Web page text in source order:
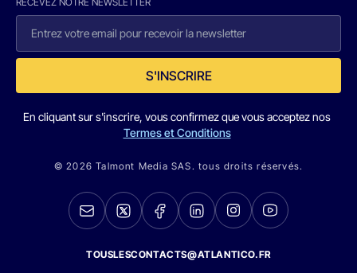
S'INSCRIRE
En cliquant sur s'inscrire, vous confirmez que vous acceptez nos
Termes et Conditions
© 2026 Talmont Media SAS. tous droits réservés.
TOUSLESCONTACTS@ATLANTICO.FR